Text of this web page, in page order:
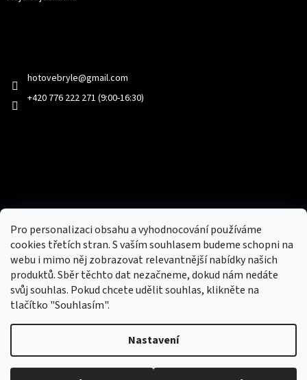
Pro personalizaci obsahu a vyhodnocování používáme
cookies třetích stran. S vaším souhlasem budeme schopni na
webu i mimo něj zobrazovat relevantnější nabídky našich
produktů. Sběr těchto dat nezačneme, dokud nám nedáte
svůj souhlas. Pokud chcete udělit souhlas, klikněte na
tlačítko "Souhlasím".
Nastavení
hotovebryle@gmail.com
+420 776 222 271 (9:00-16:30)
Nový obchod s batohy, cestovními zavazadly, tašky a peněženky